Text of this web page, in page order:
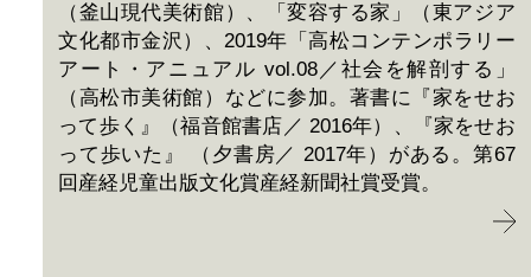
（釜山現代美術館）、「変容する家」（東アジア
文化都市金沢）、2019年「高松コンテンポラリー
アート・アニュアル vol.08／社会を解剖する」
（高松市美術館）などに参加。著書に『家をせお
って歩く』（福音館書店／ 2016年）、『家をせお
って歩いた』 （夕書房／ 2017年）がある。第67
回産経児童出版文化賞産経新聞社賞受賞。